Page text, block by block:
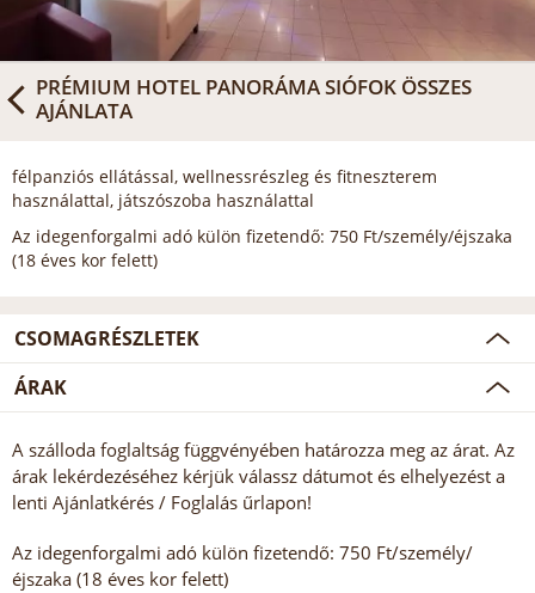
PRÉMIUM HOTEL PANORÁMA SIÓFOK ÖSSZES
AJÁNLATA
félpanziós ellátással, wellnessrészleg és fitneszterem
használattal, játszószoba használattal
Az idegenforgalmi adó külön fizetendő: 750 Ft/személy/éjszaka
(18 éves kor felett)
CSOMAGRÉSZLETEK
ÁRAK
A szálloda foglaltság függvényében határozza meg az árat. Az
árak lekérdezéséhez kérjük válassz dátumot és elhelyezést a
lenti Ajánlatkérés / Foglalás űrlapon!
Az idegenforgalmi adó külön fizetendő: 750 Ft/személy/
éjszaka (18 éves kor felett)